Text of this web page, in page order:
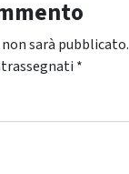
sarà pubblicato.
*